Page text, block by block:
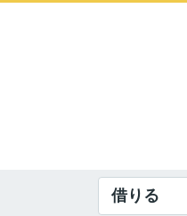
借りる